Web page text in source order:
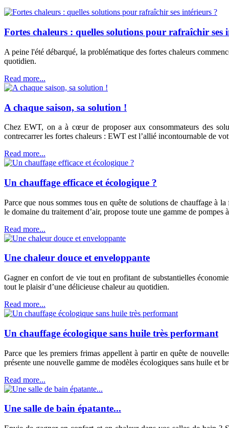
Fortes chaleurs : quelles solutions pour rafraîchir ses
A peine l'été débarqué, la problématique des fortes chaleurs
quotidien.
Read more...
A chaque saison, sa solution !
Chez EWT, on a à cœur de proposer aux consommateurs des
contrecarrer les fortes chaleurs : EWT est l’allié incontournable de
Read more...
Un chauffage efficace et écologique ?
Parce que nous sommes tous en quête de solutions de chauffage à
le domaine du traitement d’air, propose toute une gamme de
Read more...
Une chaleur douce et enveloppante
Gagner en confort de vie tout en profitant de substantielles
tout le plaisir d’une délicieuse chaleur au quotidien.
Read more...
Un chauffage écologique sans huile très performant
Parce que les premiers frimas appellent à partir en quête de
présente une nouvelle gamme de modèles écologiques sans huile et
Read more...
Une salle de bain épatante...